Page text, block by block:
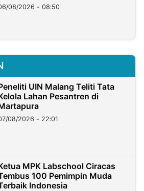
08/2026 - 08:50
UIN Malang Teliti Tata
Lahan Pesantren di
08/2026 - 22:01
MPK Labschool Ciracas
100 Pemimpin Muda
Indonesia